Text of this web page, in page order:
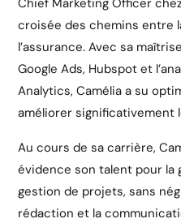
Chief Marketing Officer
croisée des chemins entre
l’assurance. Avec sa
Google Ads, Hubspot et
Analytics, Camélia a su
améliorer significativement
Au cours de sa carrière,
évidence son talent pour la
gestion de projets, sans
rédaction et la